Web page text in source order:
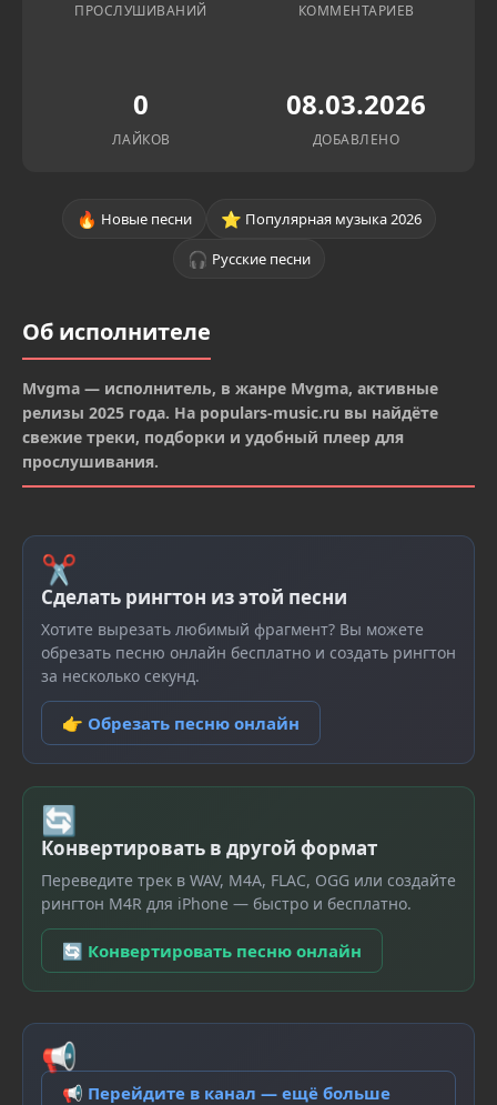
ПРОСЛУШИВАНИЙ КОММЕНТАРИЕВ
0
ЛАЙКОВ
08.03.2026
ДОБАВЛЕНО
🔥 Новые песни ⭐ Популярная музыка 2026
🎧 Русские песни
Об исполнителе
Mvgma — исполнитель, в жанре Mvgma, активные
релизы 2025 года. На populars-music.ru вы найдёте
свежие треки, подборки и удобный плеер для
прослушивания.
✂
Сделать рингтон из этой песни
Хотите вырезать любимый фрагмент? Вы можете
обрезать песню онлайн бесплатно и создать рингтон
за несколько секунд.
👉 Обрезать песню онлайн
🔄
Конвертировать в другой формат
Переведите трек в WAV, M4A, FLAC, OGG или создайте
рингтон M4R для iPhone — быстро и бесплатно.
🔄 Конвертировать песню онлайн
📢
📢 Перейдите в канал — ещё больше